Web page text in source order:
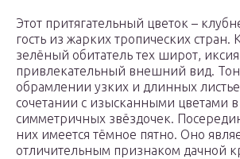
Этот притягательный цветок –
гость из жарких тропических стран.
зелёный обитатель тех широт,
привлекательный внешний вид.
обрамлении узких и длинных
сочетании с изысканными цветами
симметричных звёздочек.
них имеется тёмное пятно. Оно
отличительным признаком дачной